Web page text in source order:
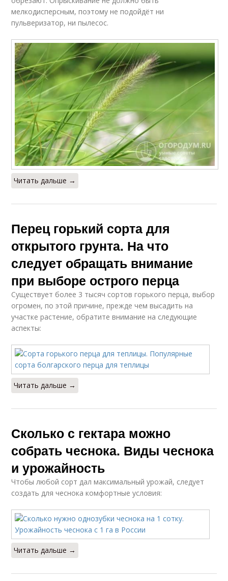
мелкодисперсным, поэтому не подойдёт ни
пульверизатор, ни пылесос.
Читать дальше →
Перец горький сорта для
открытого грунта. На что
следует обращать внимание
при выборе острого перца
Существует более 3 тысяч сортов горького перца, выбор
огромен, по этой причине, прежде чем высадить на
участке растение, обратите внимание на следующие
аспекты:
Читать дальше →
Сколько с гектара можно
собрать чеснока. Виды чеснока
и урожайность
Чтобы любой сорт дал максимальный урожай, следует
создать для чеснока комфортные условия:
Читать дальше →